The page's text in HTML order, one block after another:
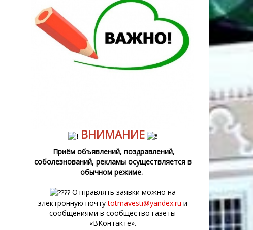
ВНИМАНИЕ
Приём объявлений, поздравлений,
соболезнований, рекламы осуществляется в
обычном режиме.
Отправлять заявки можно на
электронную почтуtotmavesti@yandex.ru и
сообщениями в сообщество газеты
«ВКонтакте».